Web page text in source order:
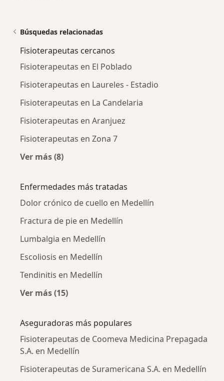
Búsquedas relacionadas
Fisioterapeutas cercanos
Fisioterapeutas en El Poblado
Fisioterapeutas en Laureles - Estadio
Fisioterapeutas en La Candelaria
Fisioterapeutas en Aranjuez
Fisioterapeutas en Zona 7
Ver más (8)
Enfermedades más tratadas
Dolor crónico de cuello en Medellín
Fractura de pie en Medellín
Lumbalgia en Medellín
Escoliosis en Medellín
Tendinitis en Medellín
Ver más (15)
Aseguradoras más populares
Fisioterapeutas de Coomeva Medicina Prepagada
S.A. en Medellín
Fisioterapeutas de Suramericana S.A. en Medellín